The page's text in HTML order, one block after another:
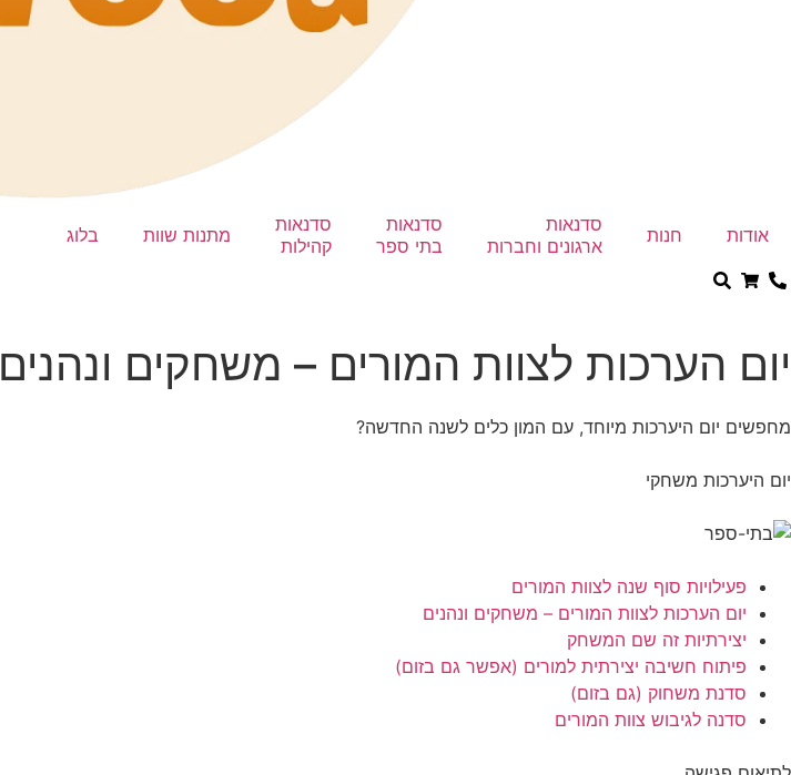
אודות חנות
סדנאות
ארגונים וחברות
סדנאות
בתי ספר
סדנאות
קהילות
מתנות שוות בלוג
יום הערכות לצוות המורים – משחקים ונהנים
מחפשים יום היערכות מיוחד, עם המון כלים לשנה החדשה?
יום היערכות משחקי
פעילויות סוף שנה לצוות המורים
יום הערכות לצוות המורים – משחקים ונהנים
יצירתיות זה שם המשחק
פיתוח חשיבה יצירתית למורים (אפשר גם בזום)
סדנת משחוק (גם בזום)
סדנה לגיבוש צוות המורים
אפשר
הן
שהאתר
יעבוד
שצריך.
כדי שנוכל
ולשפר את
האתר שלנו,
משתמשים
באיסוף
נתונים
סטטיסטים